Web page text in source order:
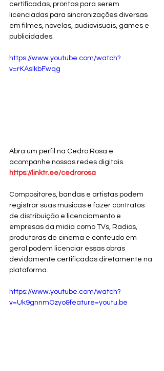
certificadas, prontas para serem
licenciadas para sincronizações diversas
em filmes, novelas, audiovisuais, games e
publicidades.
https://www.youtube.com/watch?
v=rKAsIkbFwqg
Abra um perfil na Cedro Rosa e
acompanhe nossas redes digitais.
https://linktr.ee/cedrorosa
Compositores, bandas e artistas podem
registrar suas musicas e fazer contratos
de distribuição e licenciamento e
empresas da midia como TVs, Radios,
produtoras de cinema e conteudo em
geral podem licenciar essas obras
devidamente certificadas diretamente na
plataforma.
https://www.youtube.com/watch?
v=Uk9gnnmOzyo&feature=youtu.be